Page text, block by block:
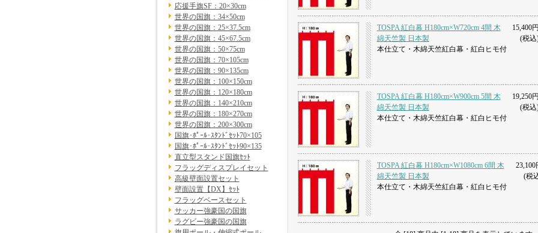
応援手旗SF：20×30cm
世界の国旗：34×50cm
世界の国旗：25×37.5cm
世界の国旗：45×67.5cm
世界の国旗：50×75cm
世界の国旗：70×105cm
世界の国旗：90×135cm
世界の国旗：100×150cm
世界の国旗：120×180cm
世界の国旗：140×210cm
世界の国旗：180×270cm
世界の国旗：200×300cm
国旗･ﾎﾟｰﾙ･ｽﾀﾝﾄﾞｾｯﾄ70×105
国旗･ﾎﾟｰﾙ･ｽﾀﾝﾄﾞｾｯﾄ90×135
直立型スタンド国旗ｾｯﾄ
フラッグディスプレイセット
高級壁面設置セット
壁面設置【DX】ｾｯﾄ
フラッグベースセット
サッカー強豪国の国旗
ラグビー強豪国の国旗
TOSPA 紅白幕 H180cm×W720cm 4間 木
綿天竺製 日本製
15,400円
(税込
本仕立て・木綿天竺紅白幕・紅白ヒモ付
TOSPA 紅白幕 H180cm×W900cm 5間 木
綿天竺製 日本製
19,250円
(税込
本仕立て・木綿天竺紅白幕・紅白ヒモ付
TOSPA 紅白幕 H180cm×W1080cm 6間 木
綿天竺製 日本製
23,100
(税
本仕立て・木綿天竺紅白幕・紅白ヒモ付